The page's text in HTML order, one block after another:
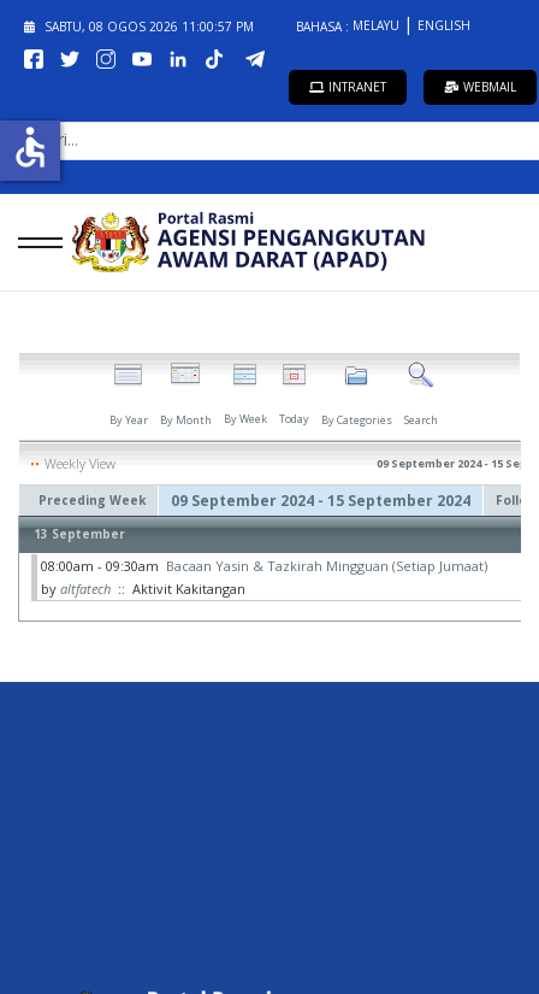
SABTU, 08 OGOS 2026 11:00:57 PM BAHASA : MELAYU ENGLISH
INTRANET WEBMAIL
CARI...
By Year By Month By Week Today By Categories Search
Weekly View 09 September 2024 - 15
Preceding Week 09 September 2024 - 15 September 2024
13 September
08:00am - 09:30am Bacaan Yasin & Tazkirah Mingguan (Setiap Jumaat)
by altfatech :: Aktivit Kakitangan
accessible